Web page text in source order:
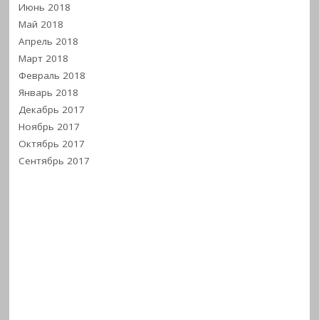
Июнь 2018
Май 2018
Апрель 2018
Март 2018
Февраль 2018
Январь 2018
Декабрь 2017
Ноябрь 2017
Октябрь 2017
Сентябрь 2017